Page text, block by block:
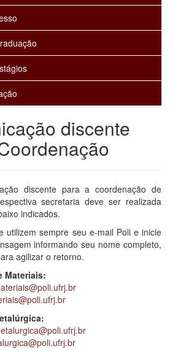
discente
discente para a coordenação de
secretaria deve ser realizada
indicados.
utilizem sempre seu e-mail Poli e inicie
informando seu nome completo,
agilizar o retorno.
Materiais: